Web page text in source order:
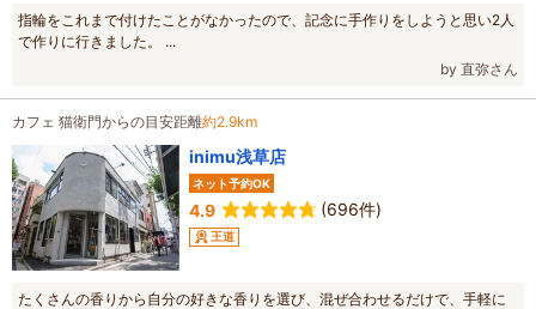
指輪をこれまで付けたことがなかったので、記念に手作りをしようと思い2人
で作りに行きました。 ...
by 直弥さん
カフェ 猫衛門からの目安距離約2.9km
inimu浅草店
ネット予約OK
4.9 (696件)
王道
たくさんの香りから自分の好きな香りを選び、混ぜ合わせるだけで、手軽に